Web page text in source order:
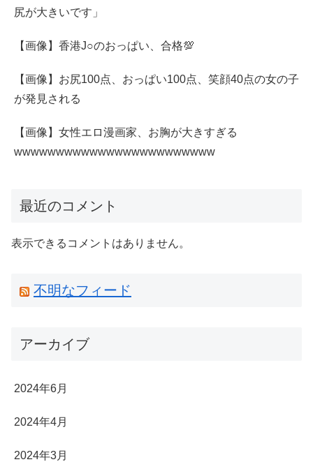
尻が大きいです」
【画像】香港J○のおっぱい、合格💯
【画像】お尻100点、おっぱい100点、笑顔40点の女の子
が発見される
【画像】女性エロ漫画家、お胸が大きすぎる
wwwwwwwwwwwwwwwwwwwwwwww
最近のコメント
表示できるコメントはありません。
不明なフィード
アーカイブ
2024年6月
2024年4月
2024年3月